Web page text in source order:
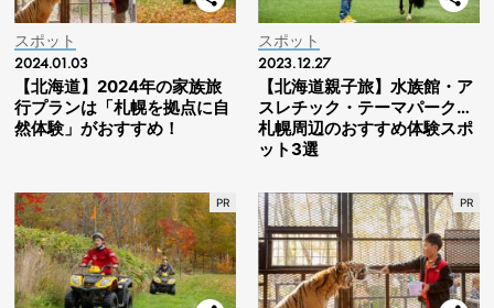
スポット
2024.01.03
【北海道】2024年の家族旅
行プランは「札幌を拠点に自
然体験」がおすすめ！
スポット
2023.12.27
【北海道親子旅】水族館・ア
スレチック・テーマパーク…
札幌周辺のおすすめ体験スポ
ット3選